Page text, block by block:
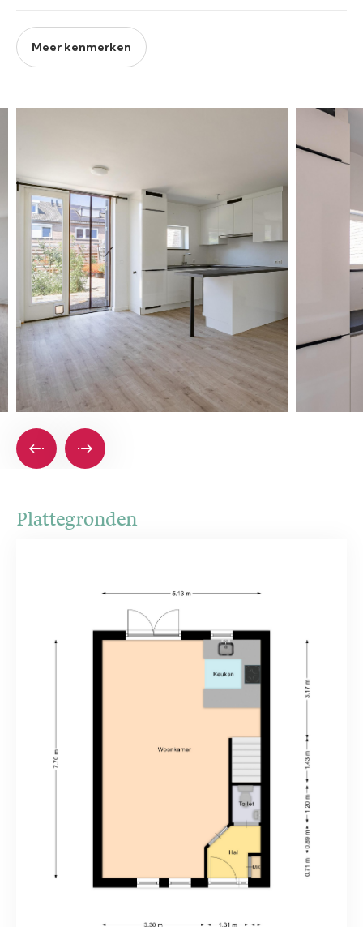
Meer kenmerken
Plattegronden